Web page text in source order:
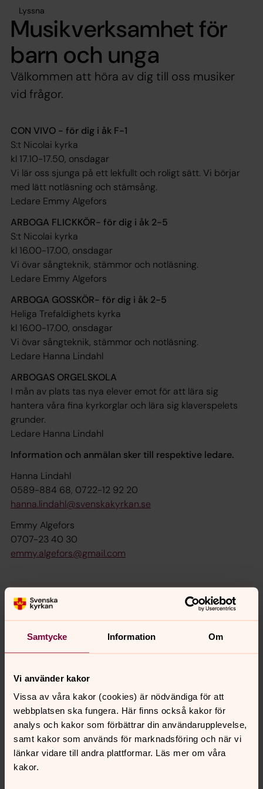
Samtycke Information Om
Vi använder kakor
Vissa av våra kakor (cookies) är nödvändiga för att
webbplatsen ska fungera. Här finns också kakor för
analys och kakor som förbättrar din användarupplevelse,
samt kakor som används för marknadsföring och när vi
länkar vidare till andra plattformar. Läs mer om våra
kakor.
Lyssna
Musikverksamhet för
barn och unga
Välkommen att höra av dig till oss musiker
vid frågor.
CON VIVO - för dig i åk F-1
S:t Nicolai kyrka
kl 17.10-17.50, onsdagar
Vi lär oss sjunga på ett lekfullt och roligt sätt. Vi börjar
med lätt notläsning och stämsång.
Ledare Emmy Algefors
ARBOGA FLICKKÖR- för dig i åk 2-5
S:t Nicolai kyrka
kl 16.00-17.00, onsdagar
Vi övar sångteknik, stämmor och notläsning.
Ledare Emmy Algefors
ARBOGA GOSSKÖR- för dig i åk 2-5
Heliga Trefaldighets kyrka
kl 16.00-17.00, onsdagar
Vi övar sångteknik, stämmor och notläsning.
Ledare Hanna Lindahl
ARBOGAS ORGELSKOLA
I mån av plats tas nya elever emot för att lära sig
hantera våra fina kyrkorglar och lära sig klaverspelets
grunder.
Ledare Hanna Lindahl
Information och anmälan sker till respektive ledare.
Hanna Lindahl
0589-884 68, 0722-12 92 20
hanna.lindahl@svenskakyrkan.se
Emmy Algefors
0707-23 40 30
emmy.algefors@gmail.com